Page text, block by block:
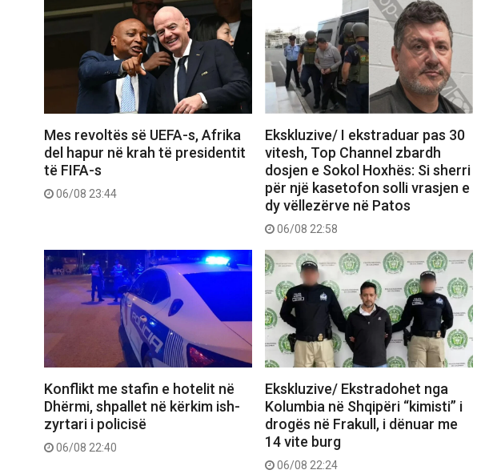
Mes revoltës së UEFA-s, Afrika
del hapur në krah të presidentit
të FIFA-s
06/08 23:44
Ekskluzive/ I ekstraduar pas 30
vitesh, Top Channel zbardh
dosjen e Sokol Hoxhës: Si sherri
për një kasetofon solli vrasjen e
dy vëllezërve në Patos
06/08 22:58
Konflikt me stafin e hotelit në
Dhërmi, shpallet në kërkim ish-
zyrtari i policisë
06/08 22:40
Ekskluzive/ Ekstradohet nga
Kolumbia në Shqipëri “kimisti” i
drogës në Frakull, i dënuar me
14 vite burg
06/08 22:24